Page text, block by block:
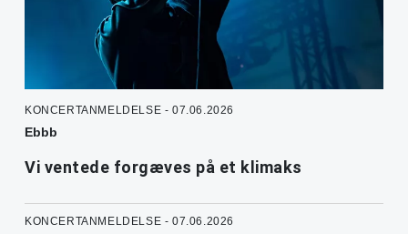
KONCERTANMELDELSE - 07.06.2026
Ebbb
Vi ventede forgæves på et klimaks
KONCERTANMELDELSE - 07.06.2026